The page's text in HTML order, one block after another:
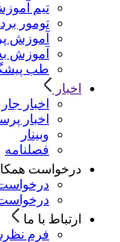
تیم
تومور
آموزش
آموزش به
طب
اخبار
اخبار
اخبار
وبینار
فصلنامه
درخواست
ارتباط با ما
فرم